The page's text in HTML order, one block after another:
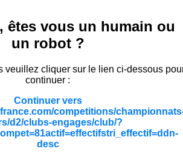
êtes vous un humain ou
un robot ?
veuillez cliquer sur le lien ci-dessous
continuer :
Continuer vers
competitions/
d2/clubs-engages/club/?
desc